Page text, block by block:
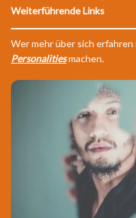
Weiterführende Links
Wer mehr über sich
Personalitiesmachen.